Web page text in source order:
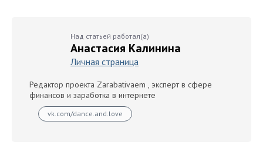
Над статьей работал(а)
Анастасия Калинина
Личная страница
Редактор проекта Zarabativaem , эксперт в сфере
финансов и заработка в интернете
vk.com/dance.and.love